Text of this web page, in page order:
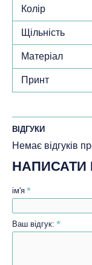
Колір
Щільність
Матеріал
Принт
ВІДГУКИ
Немає відгуків
НАПИСАТИ
ім'я
Ваш відгук: